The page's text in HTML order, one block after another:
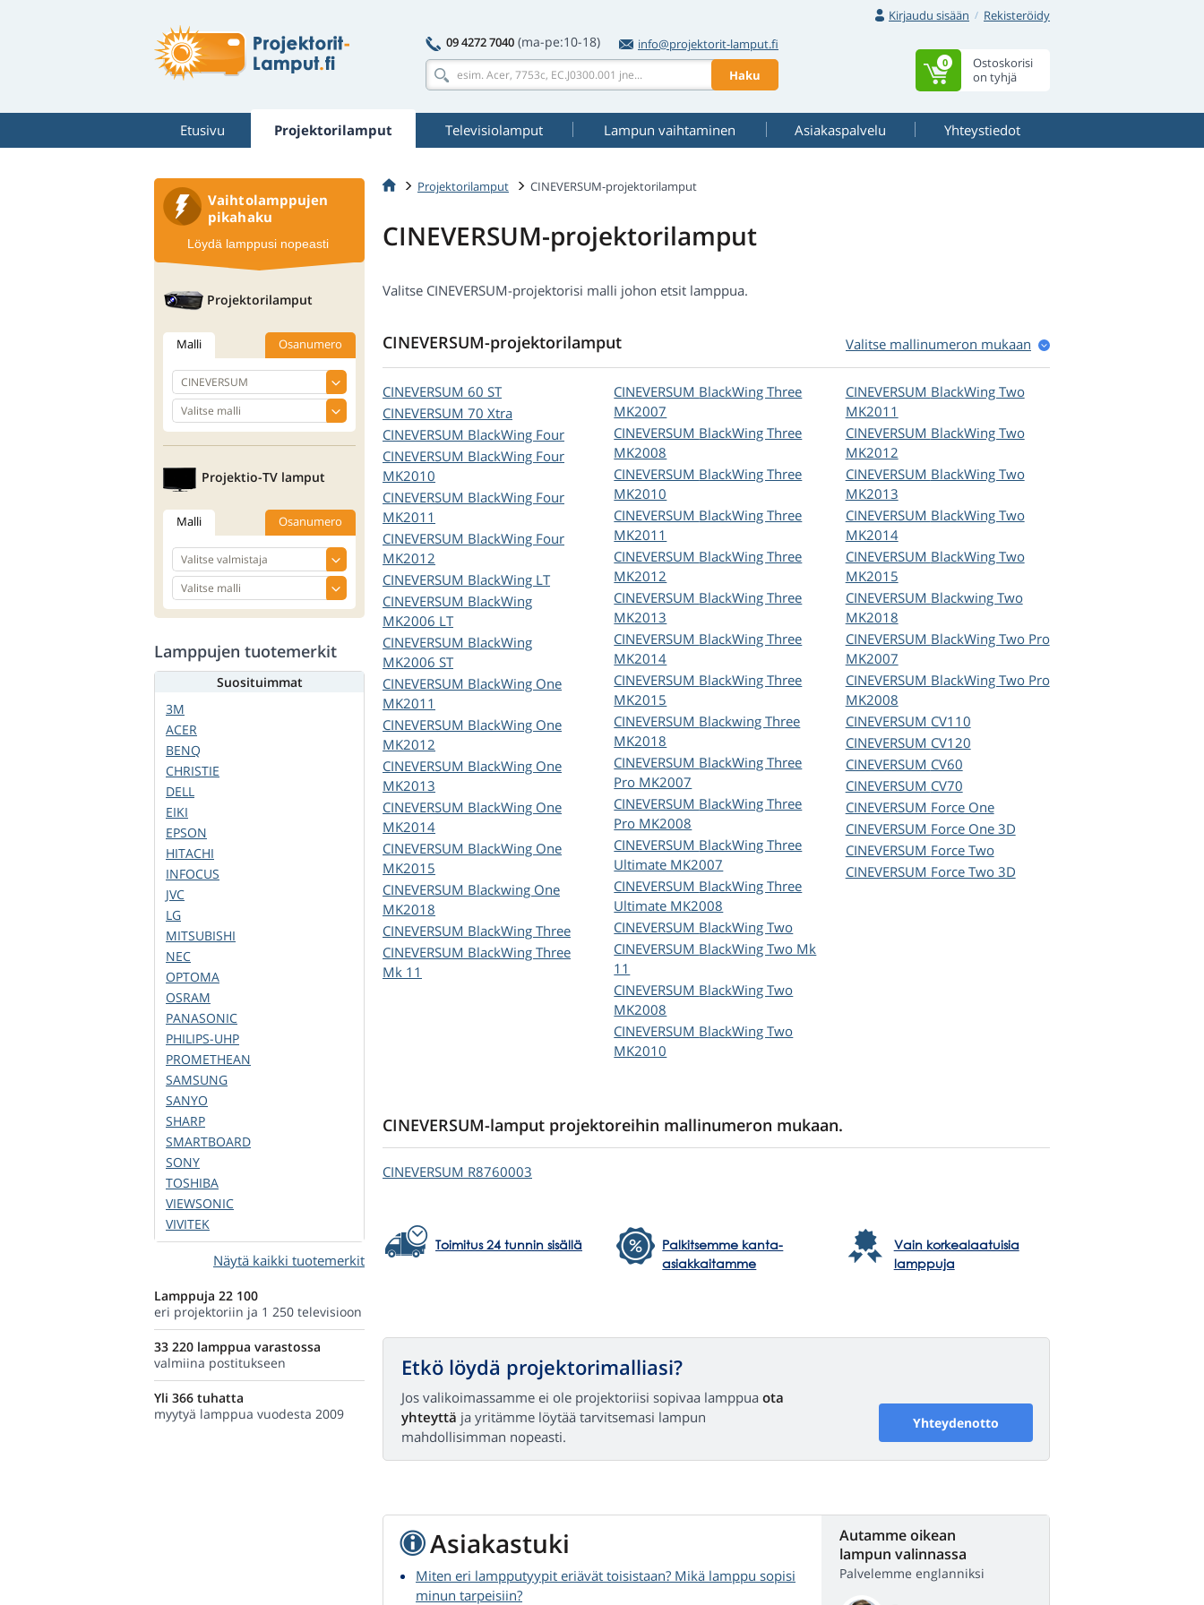
Kirjaudu sisään
Rekisteröidy
09 4272 7040 (ma-pe:10-18)
info@projektorit-lamput.fi
Haku
Ostoskorisi
on tyhjä
0
Etusivu Projektorilamput Televisiolamput Lampun vaihtaminen Asiakaspalvelu Yhteystiedot
Projektorilamput CINEVERSUM-projektorilamput
CINEVERSUM-projektorilamput
Valitse CINEVERSUM-projektorisi malli johon etsit lamppua.
CINEVERSUM-projektorilamput Valitse mallinumeron mukaan
CINEVERSUM 60 ST
CINEVERSUM 70 Xtra
CINEVERSUM BlackWing Four
CINEVERSUM BlackWing Four
MK2010
CINEVERSUM BlackWing Four
MK2011
CINEVERSUM BlackWing Four
MK2012
CINEVERSUM BlackWing LT
CINEVERSUM BlackWing
MK2006 LT
CINEVERSUM BlackWing
MK2006 ST
CINEVERSUM BlackWing One
MK2011
CINEVERSUM BlackWing One
MK2012
CINEVERSUM BlackWing One
MK2013
CINEVERSUM BlackWing One
MK2014
CINEVERSUM BlackWing One
MK2015
CINEVERSUM Blackwing One
MK2018
CINEVERSUM BlackWing Three
CINEVERSUM BlackWing Three
Mk 11
CINEVERSUM BlackWing Three
MK2007
CINEVERSUM BlackWing Three
MK2008
CINEVERSUM BlackWing Three
MK2010
CINEVERSUM BlackWing Three
MK2011
CINEVERSUM BlackWing Three
MK2012
CINEVERSUM BlackWing Three
MK2013
CINEVERSUM BlackWing Three
MK2014
CINEVERSUM BlackWing Three
MK2015
CINEVERSUM Blackwing Three
MK2018
CINEVERSUM BlackWing Three
Pro MK2007
CINEVERSUM BlackWing Three
Pro MK2008
CINEVERSUM BlackWing Three
Ultimate MK2007
CINEVERSUM BlackWing Three
Ultimate MK2008
CINEVERSUM BlackWing Two
CINEVERSUM BlackWing Two Mk
11
CINEVERSUM BlackWing Two
MK2008
CINEVERSUM BlackWing Two
MK2010
CINEVERSUM BlackWing Two
MK2011
CINEVERSUM BlackWing Two
MK2012
CINEVERSUM BlackWing Two
MK2013
CINEVERSUM BlackWing Two
MK2014
CINEVERSUM BlackWing Two
MK2015
CINEVERSUM Blackwing Two
MK2018
CINEVERSUM BlackWing Two Pro
MK2007
CINEVERSUM BlackWing Two Pro
MK2008
CINEVERSUM CV110
CINEVERSUM CV120
CINEVERSUM CV60
CINEVERSUM CV70
CINEVERSUM Force One
CINEVERSUM Force One 3D
CINEVERSUM Force Two
CINEVERSUM Force Two 3D
CINEVERSUM-lamput projektoreihin mallinumeron mukaan.
CINEVERSUM R8760003
Toimitus 24 tunnin sisällä
Palkitsemme kanta-
asiakkaitamme
Vain korkealaatuisia
lamppuja
Etkö löydä projektorimalliasi?
Jos valikoimassamme ei ole projektoriisi sopivaa lamppua ota
yhteyttä ja yritämme löytää tarvitsemasi lampun
mahdollisimman nopeasti.
Yhteydenotto
Asiakastuki
Miten eri lampputyypit eriävät toisistaan? Mikä lamppu sopisi
minun tarpeisiin?
Autamme oikean
lampun valinnassa
Palvelemme englanniksi
Vaihtolamppujen
pikahaku
Löydä lamppusi nopeasti
Projektorilamput
Malli Osanumero
Projektio-TV lamput
Malli Osanumero
Lamppujen tuotemerkit
Suosituimmat
3M
ACER
BENQ
CHRISTIE
DELL
EIKI
EPSON
HITACHI
INFOCUS
JVC
LG
MITSUBISHI
NEC
OPTOMA
OSRAM
PANASONIC
PHILIPS-UHP
PROMETHEAN
SAMSUNG
SANYO
SHARP
SMARTBOARD
SONY
TOSHIBA
VIEWSONIC
VIVITEK
Näytä kaikki tuotemerkit
Lamppuja 22 100
eri projektoriin ja 1 250 televisioon
33 220 lamppua varastossa
valmiina postitukseen
Yli 366 tuhatta
myytyä lamppua vuodesta 2009